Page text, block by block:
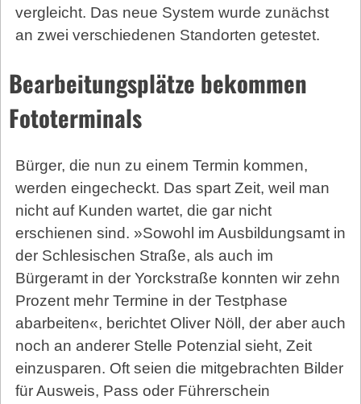
vergleicht. Das neue System wurde zunächst
an zwei verschiedenen Standorten getestet.
Bearbeitungsplätze bekommen
Fototerminals
Bürger, die nun zu einem Termin kommen,
werden eingecheckt. Das spart Zeit, weil man
nicht auf Kunden wartet, die gar nicht
erschienen sind. »Sowohl im Ausbildungsamt in
der Schlesischen Straße, als auch im
Bürgeramt in der Yorckstraße konnten wir zehn
Prozent mehr Termine in der Testphase
abarbeiten«, berichtet Oliver Nöll, der aber auch
noch an anderer Stelle Potenzial sieht, Zeit
einzusparen. Oft seien die mitgebrachten Bilder
für Ausweis, Pass oder Führerschein